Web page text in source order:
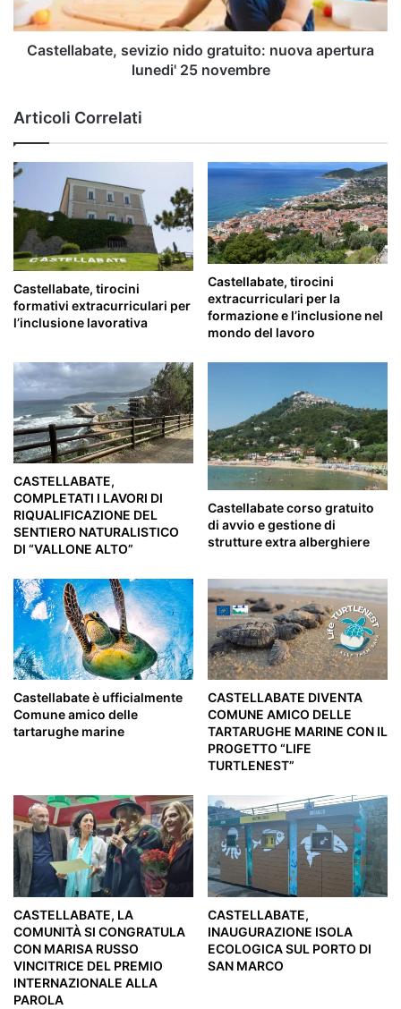
25
novembre
Castellabate, sevizio nido gratuito: nuova apertura
lunedi' 25 novembre
Articoli Correlati
Castellabate, tirocini
formativi extracurriculari per
l’inclusione lavorativa
Castellabate, tirocini
extracurriculari per la
formazione e l’inclusione nel
mondo del lavoro
CASTELLABATE,
COMPLETATI I LAVORI DI
RIQUALIFICAZIONE DEL
SENTIERO NATURALISTICO
DI “VALLONE ALTO”
Castellabate corso gratuito
di avvio e gestione di
strutture extra alberghiere
Castellabate è ufficialmente
Comune amico delle
tartarughe marine
CASTELLABATE DIVENTA
COMUNE AMICO DELLE
TARTARUGHE MARINE CON IL
PROGETTO “LIFE
TURTLENEST”
CASTELLABATE, LA
COMUNITÀ SI CONGRATULA
CON MARISA RUSSO
VINCITRICE DEL PREMIO
INTERNAZIONALE ALLA
PAROLA
CASTELLABATE,
INAUGURAZIONE ISOLA
ECOLOGICA SUL PORTO DI
SAN MARCO